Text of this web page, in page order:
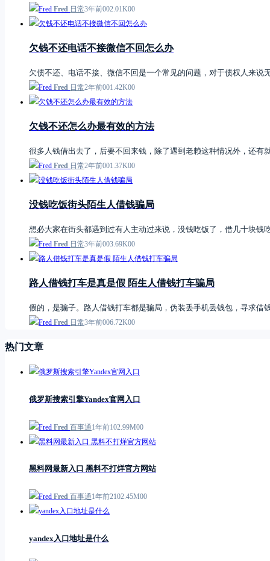
Fred 日常3年前002.01K00
欠钱不还电话不接微信不回怎么办
欠债不还、电话不接、微信不回是一个常见的问题，对于债权人来
Fred 日常2年前001.42K00
欠钱不还怎么办最有效的方法
很多人钱借出去了，后要不回来钱，除了遇到老赖这种情况外，还
Fred 日常2年前001.37K00
没钱吃饭街头陌生人借钱骗局
想必大家在街头都遇到过有人主动过来说，没钱吃饭了，借几十块
Fred 日常3年前003.69K00
路人借钱打车是真是假 陌生人借钱打车骗局
假的，是骗子。路人借钱打车都是骗局，伪装丢手机丢钱包，寻求
Fred 日常3年前006.72K00
热门文章
俄罗斯搜索引擎Yandex官网入口
Fred 百事通1年前102.99M00
黑料网最新入口 黑料不打烊官方网站
Fred 百事通1年前2102.45M00
yandex入口地址是什么